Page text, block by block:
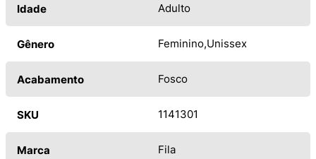
Idade Adulto
Gênero Feminino Unissex
Acabamento Fosco
SKU 1141301
Marca Fila